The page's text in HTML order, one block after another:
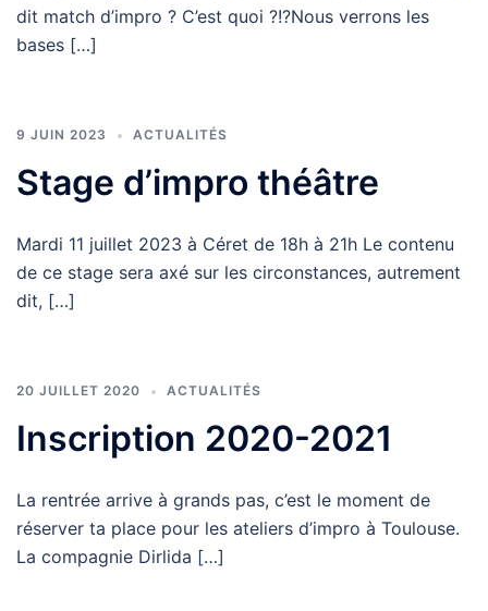
dit match d’impro ? C’est quoi ?!?Nous verrons les
bases […]
9 JUIN 2023 ACTUALITÉS
Stage d’impro théâtre
Mardi 11 juillet 2023 à Céret de 18h à 21h Le contenu
de ce stage sera axé sur les circonstances, autrement
dit, […]
20 JUILLET 2020 ACTUALITÉS
Inscription 2020-2021
La rentrée arrive à grands pas, c’est le moment de
réserver ta place pour les ateliers d’impro à Toulouse.
La compagnie Dirlida […]